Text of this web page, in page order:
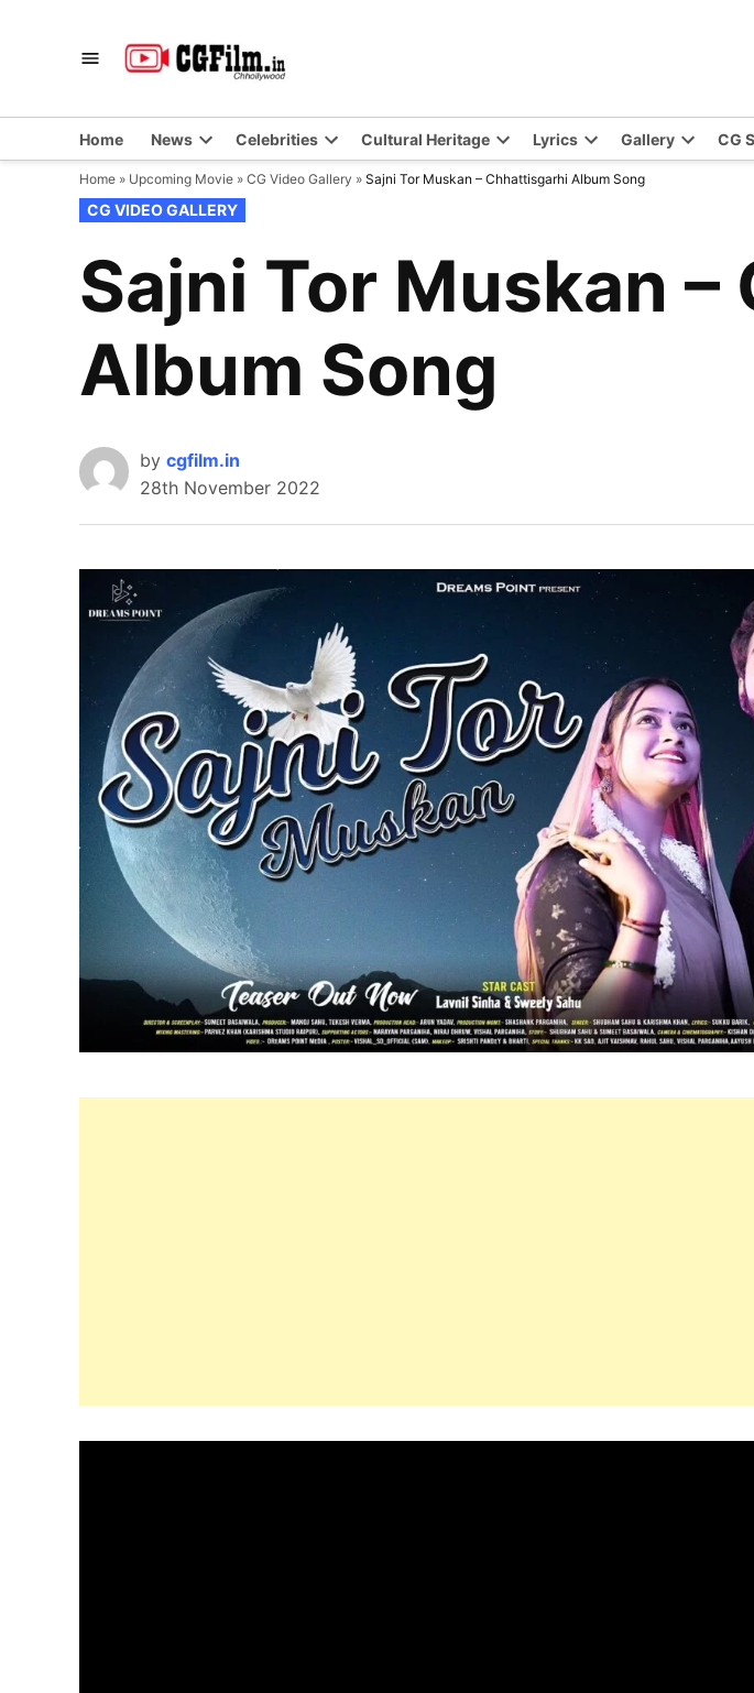
Home News Celebrities Cultural Heritage Lyrics Gallery CG
Home » Upcoming Movie » CG Video Gallery » Sajni Tor Muskan – Chhattisgarhi Album Song
POSTED
IN
CG VIDEO GALLERY
Sajni Tor Muskan
Album Song
by cgfilm.in
28th November 2022